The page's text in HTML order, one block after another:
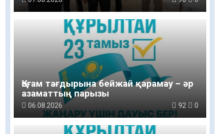
Қоғам тағдырына бейжай қарамау – әр
азаматтың парызы
06.08.2026 92 0